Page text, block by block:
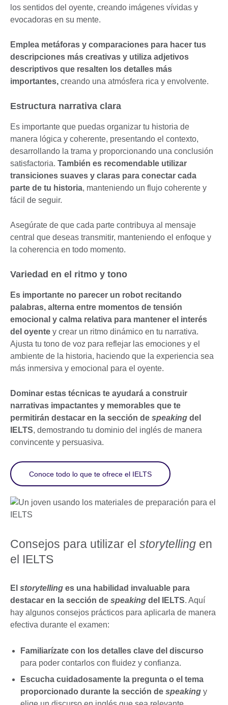
los sentidos del oyente, creando imágenes vívidas y
evocadoras en su mente.
Emplea metáforas y comparaciones para hacer tus
descripciones más creativas y utiliza adjetivos
descriptivos que resalten los detalles más
importantes, creando una atmósfera rica y envolvente.
Estructura narrativa clara
Es importante que puedas organizar tu historia de
manera lógica y coherente, presentando el contexto,
desarrollando la trama y proporcionando una conclusión
satisfactoria. También es recomendable utilizar
transiciones suaves y claras para conectar cada
parte de tu historia, manteniendo un flujo coherente y
fácil de seguir.
Asegúrate de que cada parte contribuya al mensaje
central que deseas transmitir, manteniendo el enfoque y
la coherencia en todo momento.
Variedad en el ritmo y tono
Es importante no parecer un robot recitando
palabras, alterna entre momentos de tensión
emocional y calma relativa para mantener el interés
del oyente y crear un ritmo dinámico en tu narrativa.
Ajusta tu tono de voz para reflejar las emociones y el
ambiente de la historia, haciendo que la experiencia sea
más inmersiva y emocional para el oyente.
Dominar estas técnicas te ayudará a construir
narrativas impactantes y memorables que te
permitirán destacar en la sección de speaking del
IELTS, demostrando tu dominio del inglés de manera
convincente y persuasiva.
Conoce todo lo que te ofrece el IELTS
Consejos para utilizar el storytelling en
el IELTS
El storytelling es una habilidad invaluable para
destacar en la sección de speaking del IELTS. Aquí
hay algunos consejos prácticos para aplicarla de manera
efectiva durante el examen:
Familiarízate con los detalles clave del discurso
para poder contarlos con fluidez y confianza.
Escucha cuidadosamente la pregunta o el tema
proporcionado durante la sección de speaking y